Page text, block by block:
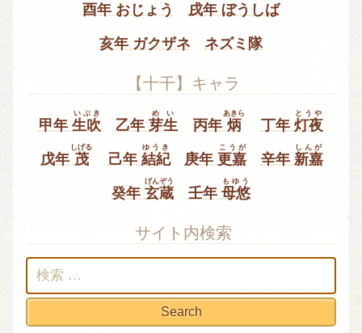
酉年 おじょう 戌年 ぼうしば
亥年 ガクザネ ネズミ隊
【十干】キャラ
甲年生吹
いぶき
乙年 芽生
めい
丙年 炳
あきら
丁年 灯夜
とうや
戊年 茂
しげる
己年 結紀
ゆうき
庚年更嘉
こうが
辛年 新嘉
しんが
癸年玄蔵
げんぞう
壬年 母悠
もゆう
サイト内検索
索: